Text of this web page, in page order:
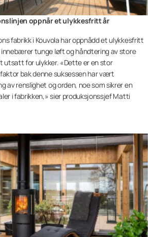
oppnår et ulykkesfritt år
fabrikk i Kouvola har oppnådd et ulykkesfritt
innebærer tunge løft og håndtering av store
utsatt for ulykker. «Dette er en stor
bak denne suksessen har vært
av renslighet og orden, noe som sikrer en
i fabrikken,» sier produksjonssjef Matti